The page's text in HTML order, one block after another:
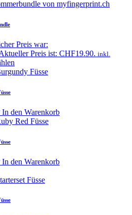
Preis war:
Preis ist: CHF19.90. inkl.
In den Warenkorb
In den Warenkorb